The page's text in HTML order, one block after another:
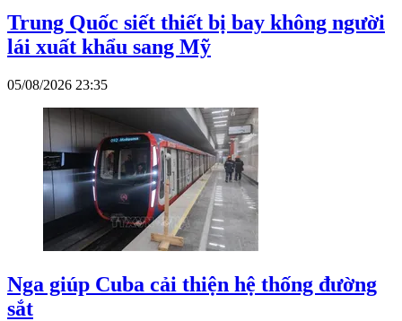
Trung Quốc siết thiết bị bay không người
lái xuất khẩu sang Mỹ
05/08/2026 23:35
Nga giúp Cuba cải thiện hệ thống đường
sắt